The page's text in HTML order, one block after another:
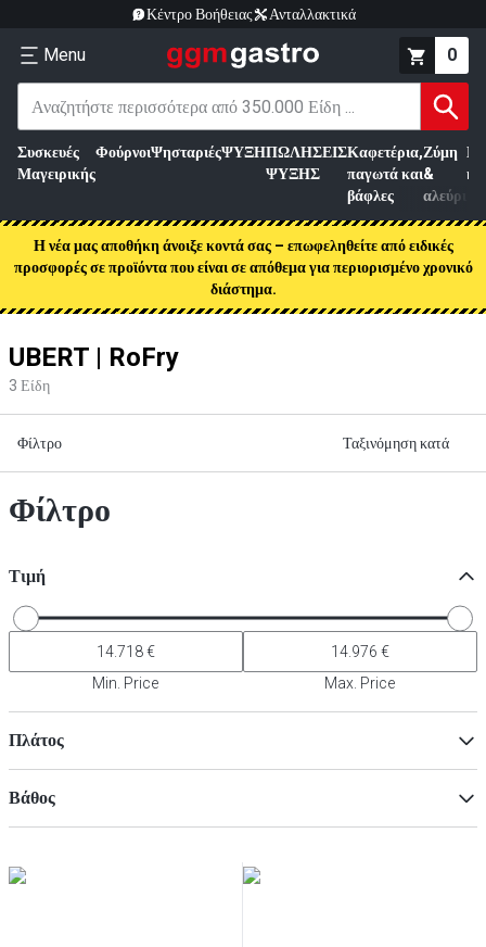
Κέντρο Βοήθειας Ανταλλακτικά
Menu 0
Συσκευές
Μαγειρικής
ΦούρνοιΨησταριέςΨΥΞΗΠΩΛΗΣΕΙΣ
ΨΥΞΗΣ
Καφετέρια,
παγωτά και
βάφλες
Ζύμη
&
αλεύρι
Η νέα μας αποθήκη άνοιξε κοντά σας – επωφεληθείτε από ειδικές
προσφορές σε προϊόντα που είναι σε απόθεμα για περιορισμένο χρονικό
διάστημα.
UBERT | RoFry
3 Είδη
Φίλτρο Ταξινόμηση κατά
Φίλτρο
Τιμή
Min. Price Max. Price
Πλάτος
Βάθος